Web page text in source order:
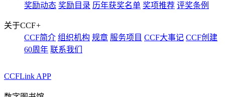
奖励动态 奖励目录 历年获奖名单 奖项推荐 评奖条例
关于CCF+
CCF简介 组织机构 规章 服务项目 CCF大事记 CCF创建
60周年 联系我们
CCFLink APP